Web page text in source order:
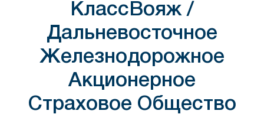
КлассВояж /
Дальневосточное
Железнодорожное
Акционерное
Страховое Общество